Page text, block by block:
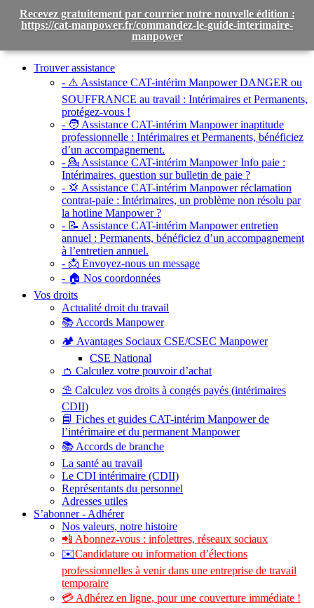
Toggle
navigationTrouver assistance
- ⚠️ Assistance CAT-intérim Manpower DANGER ou
SOUFFRANCE au travail : Intérimaires et Permanents,
protégez-vous !
- 🧑 Assistance CAT-intérim Manpower inaptitude
professionnelle : Intérimaires et Permanents, bénéficiez
d’un accompagnement.
- 💁 Assistance CAT-intérim Manpower Info paie :
Intérimaires, question sur bulletin de paie ?
- 💢 Assistance CAT-intérim Manpower réclamation
contrat-paie : Intérimaires, un problème non résolu par
la hotline Manpower ?
- 📝 Assistance CAT-intérim Manpower entretien
annuel : Permanents, bénéficiez d’un accompagnement
à l’entretien annuel.
- 📩 Envoyez-nous un message
- 🏠 Nos coordonnées
Vos droits
Actualité droit du travail
📚 Accords Manpower
🏕️ Avantages Sociaux CSE/CSEC Manpower
CSE National
👛 Calculez votre pouvoir d’achat
⛱️ Calculez vos droits à congés payés (intérimaires
CDII)
📘 Fiches et guides CAT-intérim Manpower de
l’intérimaire et du permanent Manpower
📚 Accords de branche
La santé au travail
Le CDI intérimaire (CDII)
Représentants du personnel
Adresses utiles
S’abonner - Adhérer
Nos valeurs, notre histoire
📲 Abonnez-vous : infolettres, réseaux sociaux
✉️Candidature ou information d’élections
professionnelles à venir dans une entreprise de travail
temporaire
💳 Adhérez en ligne, pour une couverture immédiate !
Recevez gratuitement par courrier notre nouvelle édition :
https://cat-manpower.fr/commandez-le-guide-interimaire-
manpower